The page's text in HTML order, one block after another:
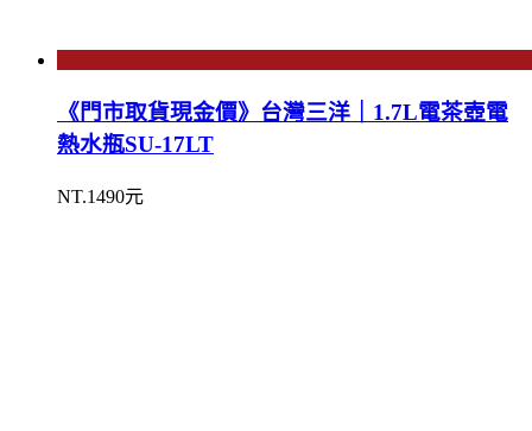
《門市取貨現金價》台灣三洋｜1.7L電茶壺電
熱水瓶SU-17LT
NT.1490元